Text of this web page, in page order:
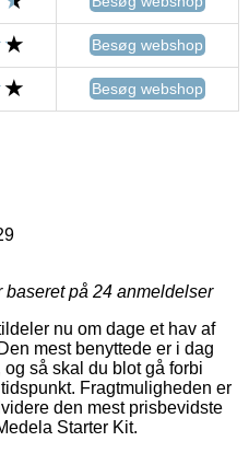
Besøg webshop
Besøg webshop
baseret på 24 anmeldelser
nu om dage et hav af
mest benyttede er i dag
så skal du blot gå forbi
Fragtmuligheden er
den mest prisbevidste
Starter Kit.